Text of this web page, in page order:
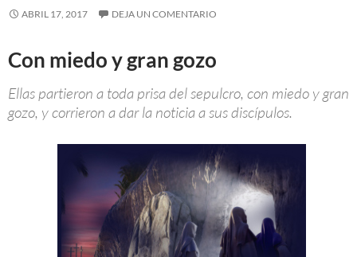
ABRIL 17, 2017 DEJA UN COMENTARIO
Con miedo y gran gozo
Ellas partieron a toda prisa del sepulcro, con miedo y gran
gozo, y corrieron a dar la noticia a sus discípulos.